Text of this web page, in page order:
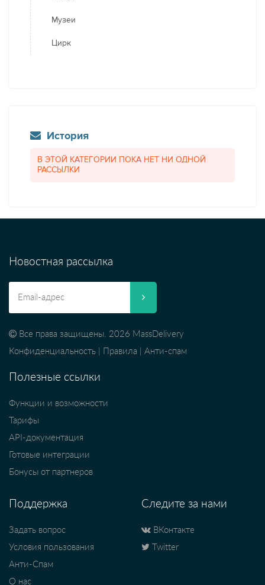
Музеи
Цирк
История
В ЭТОЙ КАТЕГОРИИ ПОКА НЕТ НИ ОДНОЙ
РАССЫЛКИ
Новостная рассылка
Все права защищены. 2026 MassDelivery
Конфиденциальность
Правила Анти-спам
Полезные ссылки
Функции и возможности
Тарифы
API-документация
Готовые интеграции
Бонусы от партнеров
Поддержка
Задать вопрос
Условия пользования
Анти-Спам
О нас
Следите за нами
ВКонтакте
Twitter